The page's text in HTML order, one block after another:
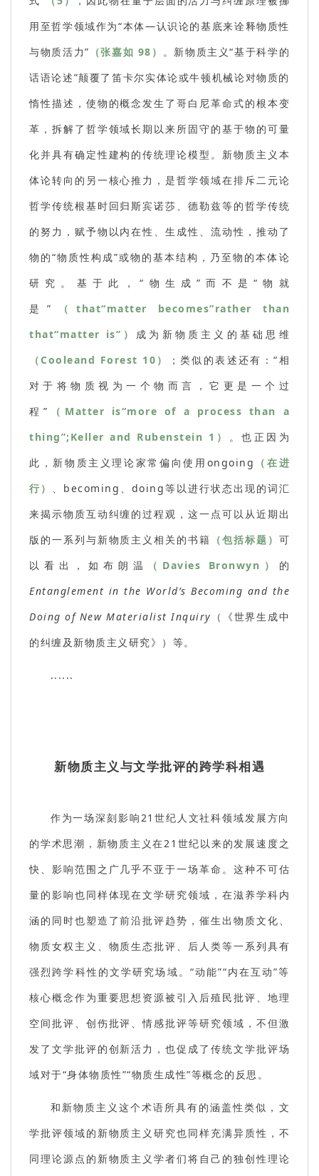
用至哲学领域作为“本体—认识论的基底来诠释物质性
与物质活力” （张嘉如 98） 。新物质主义“基于科学的
话语论述”颠覆了笛卡尔实体论或牛顿机械论对物质的
惰性描述，使物的概念发生了哥白尼革命式的根本变
革，拆解了哲学领域长期以来所固守的基于物的可量
化并具有确定性建构的传统理论模型。新物质主义本
体论转向的另一核心推力，是哲学领域在排斥二元论
哲学传统根基时回归斯宾诺莎、德勒兹等的哲学传统
的努力，赋予物以内在性、生成性、流动性，推动了
物的“物质性构成”或物的基本结构，乃至物的本体论
研究。基于此，“物生成”而不是“物就
是” （that“matter becomes”rather than
that“matter is”） 成为新物质主义的基础思维
（Cooleand Forest 10）
；类似的表述还有：“相
对于将物质视为一个物而言，它更是一个过
程” （Matter is“more of a process than a
thing”;Keller and Rubenstein 1） 。也正因为
此，新物质主义理论家常偏向使用ongoing
（在进
行） 、becoming、doing等以进行状态出现的词汇
来揭示物质互动纠缠的过程观，这一点可以从近期出
版的一系列与新物质主义相关的书籍 （包括标题） 可
以看出，如布朗温
（Davies Bronwyn） 的
Entanglement in the World’s Becoming and the
Doing of New Materialist Inquiry （《世界生成中
的纠缠及新物质主义研究》）等。
......
新物质主义与文学批评的跨学科相遇
作为一场深刻影响21世纪人文社科领域发展方向
的学术思潮，新物质主义在21世纪以来的发展速度之
快、影响范围之广几乎不亚于一场革命。这种不可估
量的影响也同样体现在文学研究领域，在滋养学科内
涵的同时也塑造了前沿批评趋势，催生出物质文化、
物质女权主义、物质生态批评、后人类等一系列具有
强烈跨学科性的文学研究场域。“动能”“内在互动”等
核心概念作为重要思想资源被引入后殖民批评、地理
空间批评、创伤批评、情感批评等研究领域，不但激
发了文学批评的创新活力，也促成了传统文学批评场
域对于“身体物质性”“物质生成性”等概念的反思。
和新物质主义这个术语所具有的涵盖性类似，文
学批评领域的新物质主义研究也同样充满异质性，不
同理论源点的新物质主义学者们将自己的独创性理论